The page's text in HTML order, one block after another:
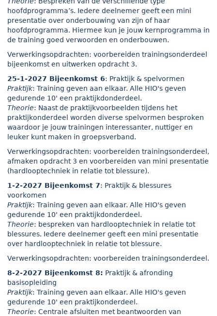
hoofdprogramma’s. Iedere deelnemer geeft een mini
presentatie over onderbouwing van zijn of haar
hoofdprogramma. Hiermee kun je jouw kernprogramma in
de training goed verwoorden en onderbouwen.
Verwerkingsopdrachten: voorbereiden trainingsonderdeel
bijeenkomst en uitwerken opdracht 3.
25-1-2027 Bijeenkomst 6: Praktijk & spelvormen
Praktijk: Training geven aan elkaar. Alle HIO's geven
gedurende 10' een praktijkdonderdeel.
Theorie: Naast de praktijkvoorbeelden tijdens het
praktijkonderdeel worden diverse spelvormen besproken
waardoor je jouw trainingen interessanter, nuttiger en
leuker kunt maken in groepsverband.
Verwerkingsopdrachten: voorbereiden trainingsonderdeel,
afmaken opdracht 3 en voorbereiden van mini presentatie
(hardlooptechniek in relatie tot blessure).
1-2-2027 Bijeenkomst 7: Praktijk & blessures
voorkomen
Praktijk: Training geven aan elkaar. Alle HIO's geven
gedurende 10' een praktijkdonderdeel.
Theorie: bespreken van hardlooptechniek in relatie tot
blessures. Iedere deelnemer geeft een mini presentatie
over hardlooptechniek in relatie tot blessure.
Verwerkingsopdrachten: voorbereiden trainingsonderdeel.
8-2-2027 Bijeenkomst 8: Praktijk & afronding
basisopleiding
Praktijk: Training geven aan elkaar. Alle HIO's geven
gedurende 10' een praktijkonderdeel.
Theorie: Centrale afsluiten met beantwoorden van